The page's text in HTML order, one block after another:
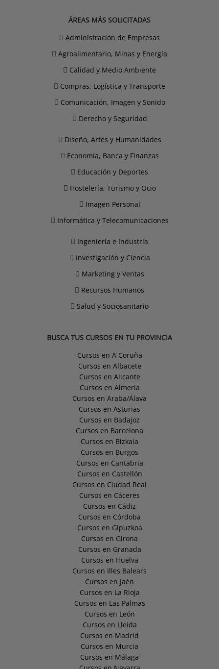
ÁREAS MÁS SOLICITADAS
Administración de Empresas
Agroalimentario, Minas y Energía
Calidad y Medio Ambiente
Compras, Logística y Transporte
Comunicación, Imagen y Sonido
Derecho y Seguridad
Diseño, Artes y Humanidades
Economía, Banca y Finanzas
Educación y Deportes
Hostelería, Turismo y Ocio
Imagen Personal
Informática y Telecomunicaciones
Ingeniería e Industria
Investigación y Ciencia
Marketing y Ventas
Recursos Humanos
Salud y Sociosanitario
BUSCA TUS CURSOS EN TU PROVINCIA
Cursos en A Coruña
Cursos en Albacete
Cursos en Alicante
Cursos en Almería
Cursos en Araba/Álava
Cursos en Asturias
Cursos en Badajoz
Cursos en Barcelona
Cursos en Bizkaia
Cursos en Burgos
Cursos en Cantabria
Cursos en Castellón
Cursos en Ciudad Real
Cursos en Cáceres
Cursos en Cádiz
Cursos en Córdoba
Cursos en Gipuzkoa
Cursos en Girona
Cursos en Granada
Cursos en Huelva
Cursos en Illes Balears
Cursos en Jaén
Cursos en La Rioja
Cursos en Las Palmas
Cursos en León
Cursos en Lleida
Cursos en Madrid
Cursos en Murcia
Cursos en Málaga